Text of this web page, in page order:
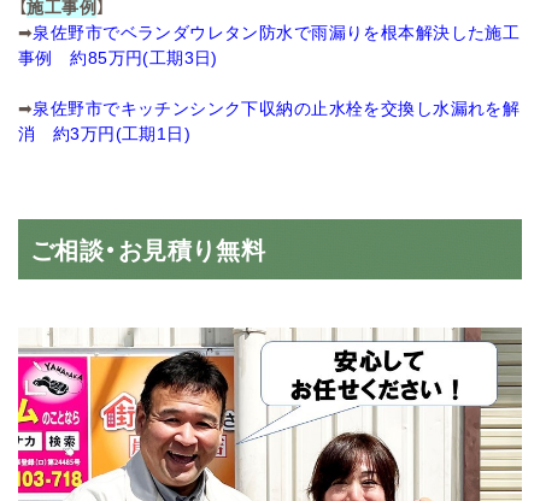
【施工事例】
➡泉佐野市でベランダウレタン防水で雨漏りを根本解決した施工
事例 約85万円(工期3日)
➡泉佐野市でキッチンシンク下収納の止水栓を交換し水漏れを解
消 約3万円(工期1日)
ご相談・お見積り無料